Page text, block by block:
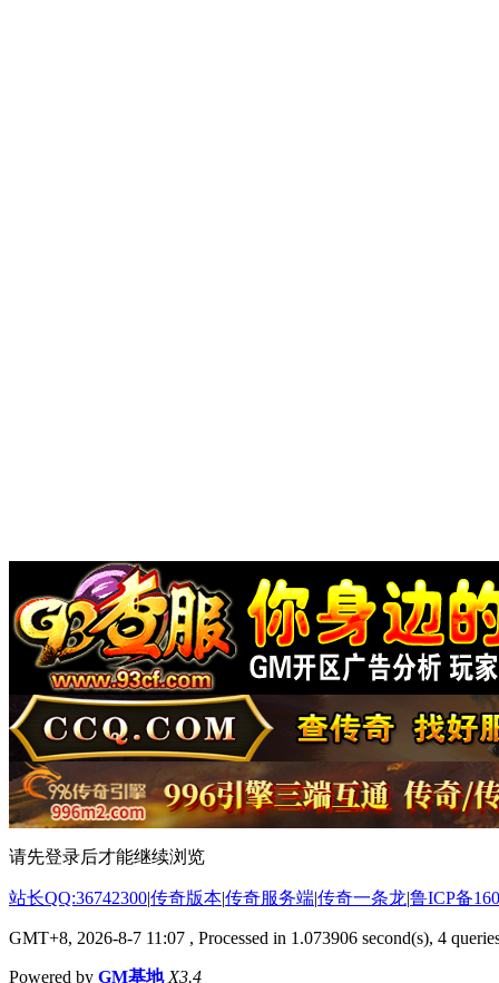
请先登录后才能继续浏览
站长QQ:36742300|传奇版本|传奇服务端|传奇一条龙|鲁ICP备
GMT+8, 2026-8-7 11:07 , Processed in 1.073906 second(s), 4
Powered by GM基地 X3.4